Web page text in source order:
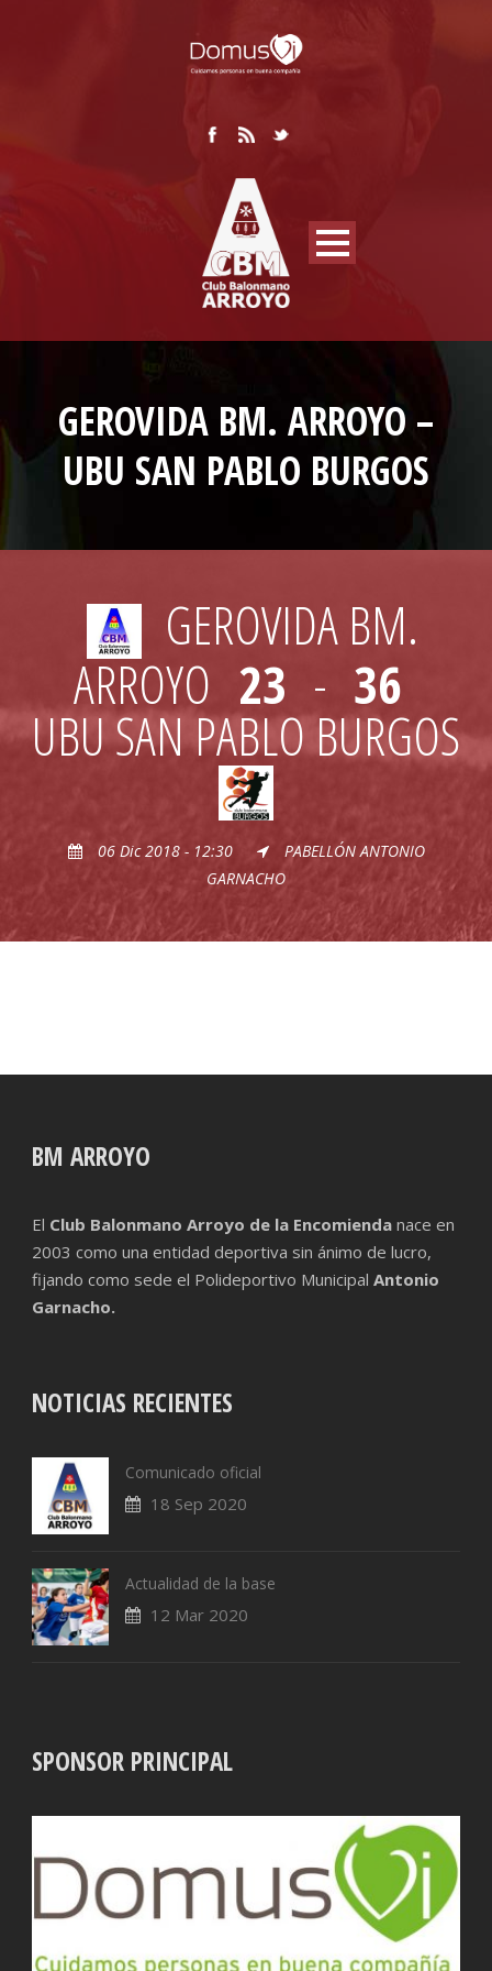
GEROVIDA BM. ARROYO –
UBU SAN PABLO BURGOS
GEROVIDA BM.
ARROYO 23 - 36
UBU SAN PABLO BURGOS
06 Dic 2018 - 12:30
PABELLÓN ANTONIO
GARNACHO
BM ARROYO
El Club Balonmano Arroyo de la Encomienda nace en
2003 como una entidad deportiva sin ánimo de lucro,
fijando como sede el Polideportivo Municipal Antonio
Garnacho.
NOTICIAS RECIENTES
Comunicado oficial
18 Sep 2020
Actualidad de la base
12 Mar 2020
SPONSOR PRINCIPAL